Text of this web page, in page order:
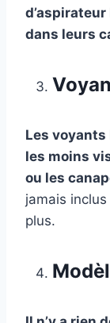
dans leurs
Les voyants
les moins
ou les
jamais
plus.